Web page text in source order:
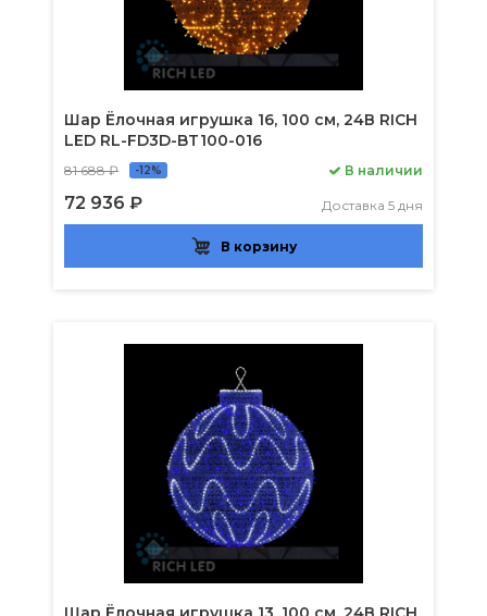
Шар Ёлочная игрушка 16, 100 см, 24В RICH
LED RL-FD3D-BT100-016
81 688 ₽ -12%
72 936 ₽
В наличии
Доставка 5 дня
В корзину